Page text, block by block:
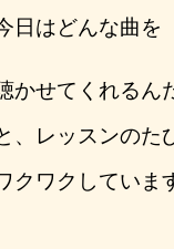
日はどんな曲を
かせてくれるん
、レッスンのた
クワクしていま